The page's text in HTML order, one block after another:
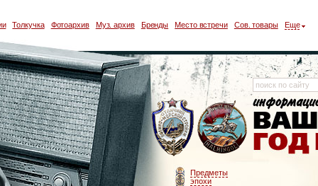
Толкучка Фотоархив Муз. архив Бренды Место встречи Сов. товары Еще
Предметы
эпохи